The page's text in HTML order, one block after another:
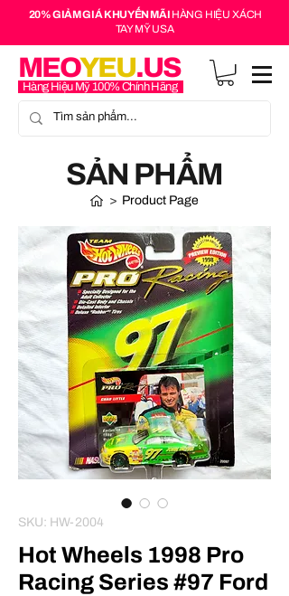
20% GIẢM GIÁ KHUYẾN MÃI HÀNG HIỆU XÁCH
TAY MỸ USA
MEOYEU.US
Hàng Hiệu Mỹ 100% Chính Hãng
SẢN PHẨM
> Product Page
SKU: HW-2004
Hot Wheels 1998 Pro
Racing Series #97 Ford